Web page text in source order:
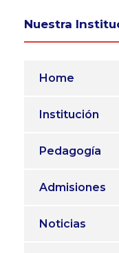
Nuestra
Home
Institución
Pedagogía
Admisiones
Noticias